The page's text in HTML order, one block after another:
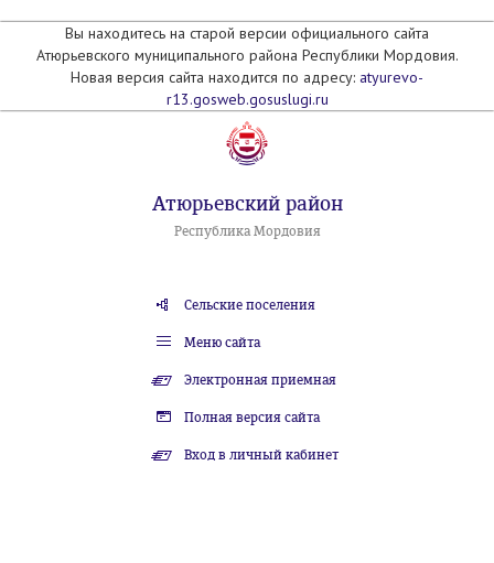
Вы находитесь на старой версии официального сайта
Атюрьевского муниципального района Республики Мордовия.
Новая версия сайта находится по адресу: atyurevo-
r13.gosweb.gosuslugi.ru
Атюрьевский район
Республика Мордовия
Сельские поселения
Меню сайта
Электронная приемная
Полная версия сайта
Вход в личный кабинет